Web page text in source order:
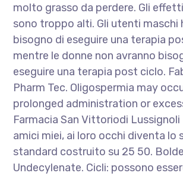
molto grasso da perdere. Gli
sono troppo alti. Gli utenti maschi
bisogno di eseguire una terapia
mentre le donne non avranno
eseguire una terapia post ciclo.
Pharm Tec. Oligospermia may
prolonged administration or
Farmacia San Vittoriodi Lussignoli
amici miei, ai loro occhi diventa lo
standard costruito su 25 50.
Undecylenate. Cicli: possono